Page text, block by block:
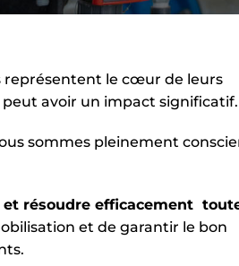
représentent le cœur de leurs
avoir un impact significatif.
sommes pleinement
résoudre efficacement
et de garantir le bon